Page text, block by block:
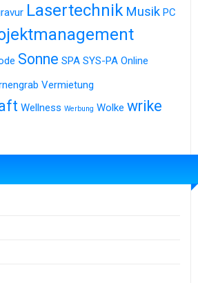
Lasertechnik Musik PC
Sonne SPA SYS-PA Online
Vermietung
Wellness Werbung Wolke wrike